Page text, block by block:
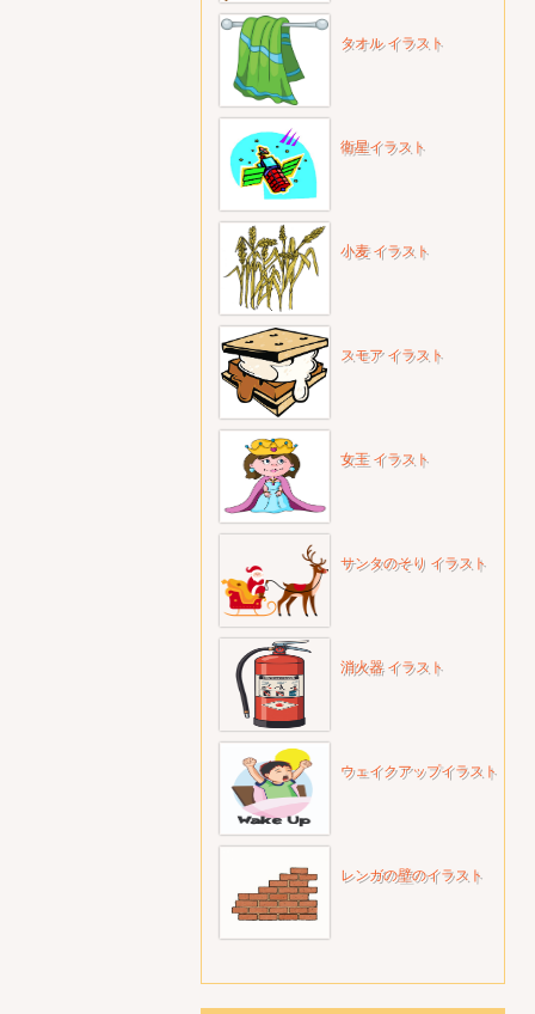
タオル イラスト
衛星イラスト
小麦 イラスト
スモア イラスト
女王 イラスト
サンタのそり イラスト
消火器 イラスト
ウェイクアップイラスト
レンガの壁のイラスト